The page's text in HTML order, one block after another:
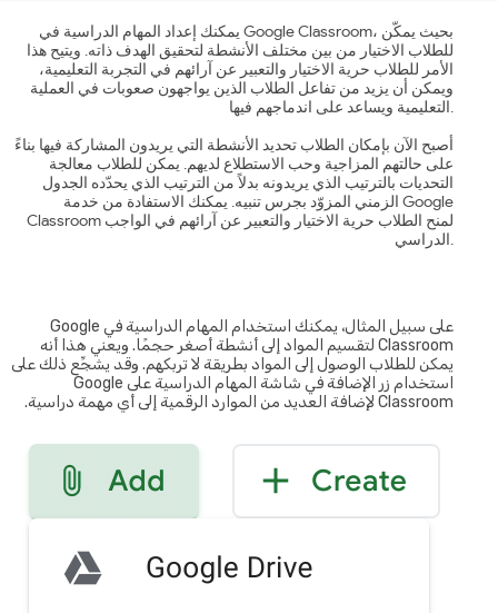
يمكنك إعداد المهام الدراسية في Google Classroom، بحيث يمكّن
للطلاب الاختيار من بين مختلف الأنشطة لتحقيق الهدف ذاته. ويتيح هذا
الأمر للطلاب حرية الاختيار والتعبير عن آرائهم في التجربة التعليمية،
ويمكن أن يزيد من تفاعل الطلاب الذين يواجهون صعوبات في العملية
أصبح الآن بإمكان الطلاب تحديد الأنشطة التي يريدون المشاركة فيها بناءً
على حالتهم المزاجية وحب الاستطلاع لديهم. يمكن للطلاب معالجة
التحديات بالترتيب الذي يريدونه بدلاً من الترتيب الذي يحدّده الجدول
الزمني المزوّد بجرس تنبيه. يمكنك الاستفادة من خدمة Google
Classroom لمنح الطلاب حرية الاختيار والتعبير عن آرائهم في الواجب
على سبيل المثال، يمكنك استخدام المهام الدراسية في Google
Classroom لتقسيم المواد إلى أنشطة أصغر حجمًا. ويعني هذا أنه
يمكن للطلاب الوصول إلى المواد بطريقة لا تربكهم. وقد يشجِّع ذلك على
استخدام زر الإضافة في شاشة المهام الدراسية على Google
Classroom لإضافة العديد من الموارد الرقمية إلى أي مهمة دراسية.